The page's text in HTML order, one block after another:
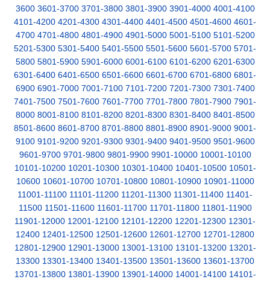
3600 3601-3700 3701-3800 3801-3900 3901-4000 4001-4100
4101-4200 4201-4300 4301-4400 4401-4500 4501-4600 4601-
4700 4701-4800 4801-4900 4901-5000 5001-5100 5101-5200
5201-5300 5301-5400 5401-5500 5501-5600 5601-5700 5701-
5800 5801-5900 5901-6000 6001-6100 6101-6200 6201-6300
6301-6400 6401-6500 6501-6600 6601-6700 6701-6800 6801-
6900 6901-7000 7001-7100 7101-7200 7201-7300 7301-7400
7401-7500 7501-7600 7601-7700 7701-7800 7801-7900 7901-
8000 8001-8100 8101-8200 8201-8300 8301-8400 8401-8500
8501-8600 8601-8700 8701-8800 8801-8900 8901-9000 9001-
9100 9101-9200 9201-9300 9301-9400 9401-9500 9501-9600
9601-9700 9701-9800 9801-9900 9901-10000 10001-10100
10101-10200 10201-10300 10301-10400 10401-10500 10501-
10600 10601-10700 10701-10800 10801-10900 10901-11000
11001-11100 11101-11200 11201-11300 11301-11400 11401-
11500 11501-11600 11601-11700 11701-11800 11801-11900
11901-12000 12001-12100 12101-12200 12201-12300 12301-
12400 12401-12500 12501-12600 12601-12700 12701-12800
12801-12900 12901-13000 13001-13100 13101-13200 13201-
13300 13301-13400 13401-13500 13501-13600 13601-13700
13701-13800 13801-13900 13901-14000 14001-14100 14101-